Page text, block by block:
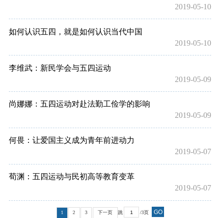
2019-05-10
如何认识五四，就是如何认识当代中国
2019-05-10
李维武：新民学会与五四运动
2019-05-09
尚娜娜：五四运动对赴法勤工俭学的影响
2019-05-09
何畏：让爱国主义成为青年前进动力
2019-05-07
荀渊：五四运动与民初高等教育变革
2019-05-07
1 2 3 下一页 跳 /3页 GO